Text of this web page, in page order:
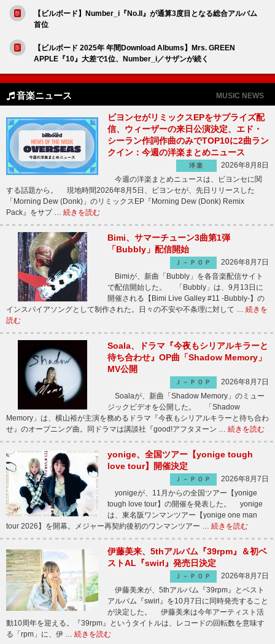
【ビルボード】Number_i『No.II』が通算3度目となる総合アルバム
首位
【ビルボード 2025年 年間Download Albums】Mrs. GREEN
APPLE『10』大差で1位、Number_i／サザンが続く
音楽ニュース MUSIC NEWS
ビヨンセがリミックスEPをサプライズ配
信、ウィーザーの来日公演決定、エド・
シーラン作詞作曲のみでTOP10に2曲ラン
クイン：今週の洋楽まとめニュース
洋楽
2026年8月8日
今週の洋楽まとめニュースは、ビヨンセに関
する話題から。 現地時間2026年8月5日、ビヨンセが、先日リリースした
「Morning Dew (Donk)」のリミックスEP『Morning Dew (Donk) Remix
Pack』をサプ … 続きを読む
Bimi、サマーチューン3曲第1弾
「Bubbly」配信開始
Ｊ－ＰＯＰ
2026年8月7日
Bimiが、新曲「Bubbly」を各音楽配信サイト
で配信開始した。 「Bubbly」は、9月13日に
開催される【Bimi Live Galley #11 -Bubbly-】の
インスパイアソングとして制作された。日々の不安や不条理に対して … 続きを
読む
Soala、ドラマ『今夜もシリアルキラーと
待ち合わせ』OP曲「Shadow Memory」
MV公開
Ｊ－ＰＯＰ
2026年8月7日
Soalaが、新曲「Shadow Memory」のミュー
ジックビデオを公開した。 「Shadow
Memory」は、横山裕が主演を務めるドラマ『今夜もシリアルキラーと待ち合わ
せ』のオープニング曲。同ドラマは講談社『good!アフタヌーン … 続きを読む
yonige、全国ツアー【yonige tough
love tour】開催決定
Ｊ－ＰＯＰ
2026年8月7日
yonigeが、11月からの全国ツアー【yonige
tough love tour】の開催を発表した。 yonige
は、東名阪ワンマンツアー【yonige one man
tour 2026】を開幕。メジャー再契約後初のワンマンツアー … 続きを読む
伊藤美来、5thアルバム『39rpm』＆初ベ
ストAL『swirl』発売日決定
Ｊ－ＰＯＰ
2026年8月7日
伊藤美来が、5thアルバム『39rpm』とベスト
アルバム『swirl』を10月7日に同時発売すること
が決定した。 伊藤美来は今年アーティスト活
動10周年を迎える。『39rpm』というタイトルは、レコードの回転数を意味す
る「rpm」に、伊 … 続きを読む